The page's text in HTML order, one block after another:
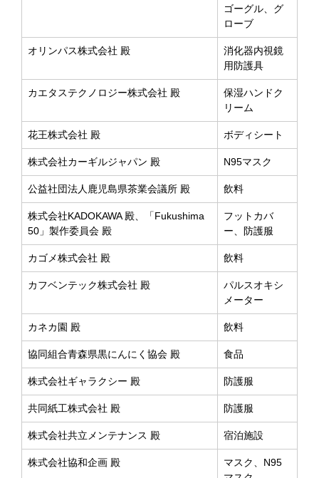
ゴーグル、グ
ローブ
オリンパス株式会社 殿
消化器内視鏡
用防護具
カエタステクノロジー株式会社 殿
保湿ハンドク
リーム
花王株式会社 殿 ボディシート
株式会社カーギルジャパン 殿 N95マスク
公益社団法人鹿児島県茶業会議所 殿 飲料
株式会社KADOKAWA 殿、「Fukushima
50」製作委員会 殿
フットカバ
ー、防護服
カゴメ株式会社 殿 飲料
カフベンテック株式会社 殿
パルスオキシ
メーター
カネカ園 殿 飲料
協同組合青森県黒にんにく協会 殿 食品
株式会社ギャラクシー 殿 防護服
共同紙工株式会社 殿 防護服
株式会社共立メンテナンス 殿 宿泊施設
株式会社協和企画 殿
マスク、N95